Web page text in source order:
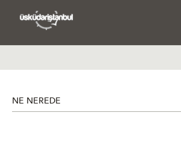
NE NEREDE